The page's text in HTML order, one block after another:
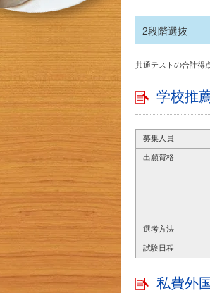
2段階選抜
共通テストの合計得
学校推
募集人員
出願資格
選考方法
試験日程
私費外